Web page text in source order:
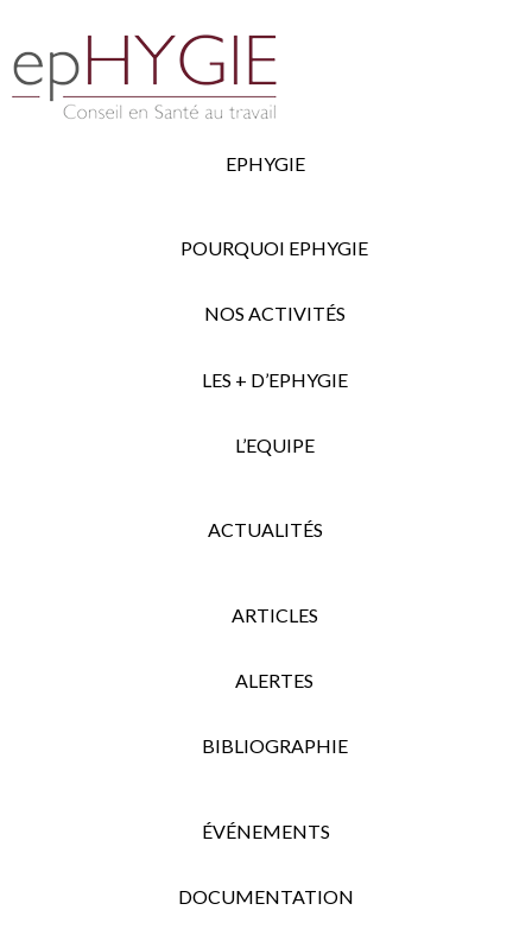
EPHYGIE
POURQUOI EPHYGIE
NOS ACTIVITÉS
LES + D’EPHYGIE
L’EQUIPE
ACTUALITÉS
ARTICLES
ALERTES
BIBLIOGRAPHIE
ÉVÉNEMENTS
DOCUMENTATION